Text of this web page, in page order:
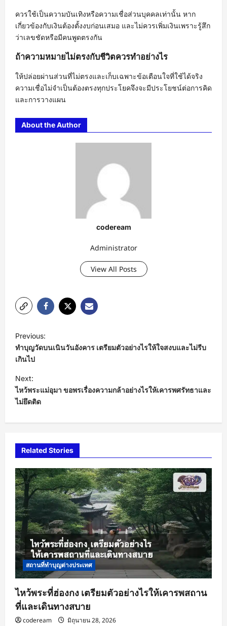
ควรใช้เป็นความบันเทิงหรือความเชื่อส่วนบุคคลเท่านั้น หาก
เกี่ยวข้องกับเงินต้องตั้งงบก่อนเสมอ และไม่ควรเพิ่มเงินเพราะรู้สึก
ว่าเลขชัดหรือมีคนพูดตรงกัน
ถ้าความหมายไม่ตรงกับชีวิตควรทำอย่างไร
ให้ปล่อยผ่านส่วนที่ไม่ตรงและเก็บเฉพาะข้อเตือนใจที่ใช้ได้จริง
ความเชื่อไม่จำเป็นต้องตรงทุกประโยคจึงจะมีประโยชน์ต่อการคิด
และการวางแผน
About the Author
codeream
Administrator
View All Posts
o
s
t
n
a
v
g
a
t
i
o
n
Previous:
ทำบุญวัดบนเนินวันอังคาร เตรียมตัวอย่างไรให้ใจสงบและไม่รีบ
เกินไป
Next:
ไหว้พระแม่อุมา ขอพรเรื่องความกล้าอย่างไรให้เคารพศรัทธาและ
ไม่ยึดติด
Related Stories
สถานที่ทำบุญต่างประเทศ
ไหว้พระที่ฮ่องกง เตรียมตัวอย่างไรให้เคารพสถาน
ที่และเดินทางสบาย
codeream มิถุนายน 28, 2026